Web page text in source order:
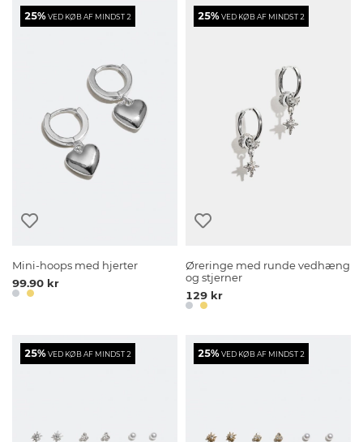
25%VED KØB AF MINDST 2
Mini-hoops med hjerter
99.90 kr
25%VED KØB AF MINDST 2
Øreringe med runde vedhæng
og stjerner
129 kr
25%VED KØB AF MINDST 2 25%VED KØB AF MINDST 2